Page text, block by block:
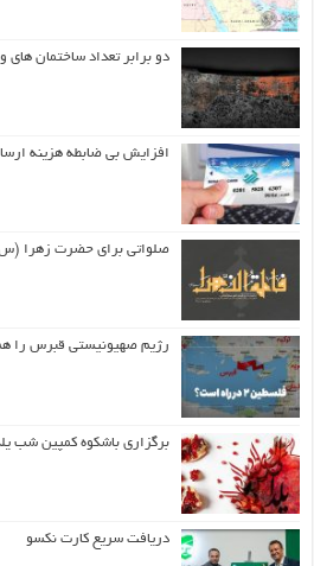
دو برابر تعداد ساختمان
افزایش بی ضابطه هزینه
صلواتی برای حضرت زهرا
رژیم صهیونیستی قبرس را
برگزاری باشکوه کمپین شب
دریافت سریع کارت نکسو